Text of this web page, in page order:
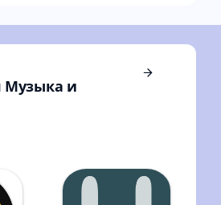
Музыка и